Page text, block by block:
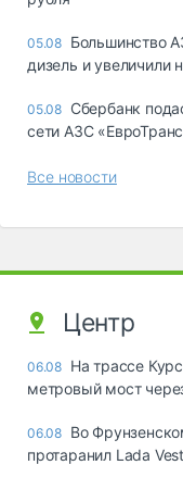
05.08 Большинство
дизель и увеличили
05.08 Сбербанк
сети АЗС
Все новости
Центр
06.08 На трассе
метровый мост
06.08 Во
протаранил Lada